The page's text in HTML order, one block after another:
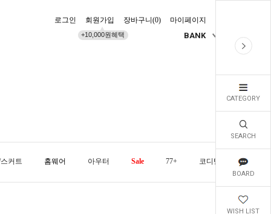
CATEGORY
SEARCH
BOARD
WISH LIST
로그인 회원가입
+10,000원혜택
장바구니(0) 마이페이지
BANK
커트 홈웨어 아우터 Sale 77+ 코디템 오늘발송